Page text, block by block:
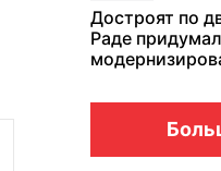
Достроят по
Раде